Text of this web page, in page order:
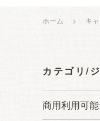
ホーム > キ
カテゴリ/
商用利用可